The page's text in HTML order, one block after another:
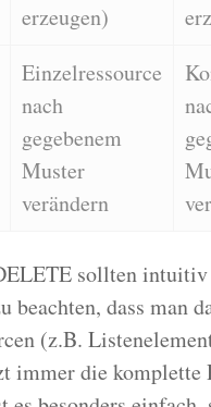
erzeugen)
Einzelressource
nach
gegebenem
Muster
verändern
sollten
beachten, dass man
(z.B.
immer die komplette